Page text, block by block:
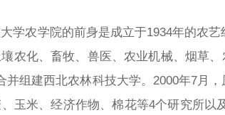
农学院的前身是成立于1934年的农艺
农化、畜牧、兽医、农业机械、烟草
并组建西北农林科技大学。2000年7月
玉米、经济作物、棉花等4个研究所